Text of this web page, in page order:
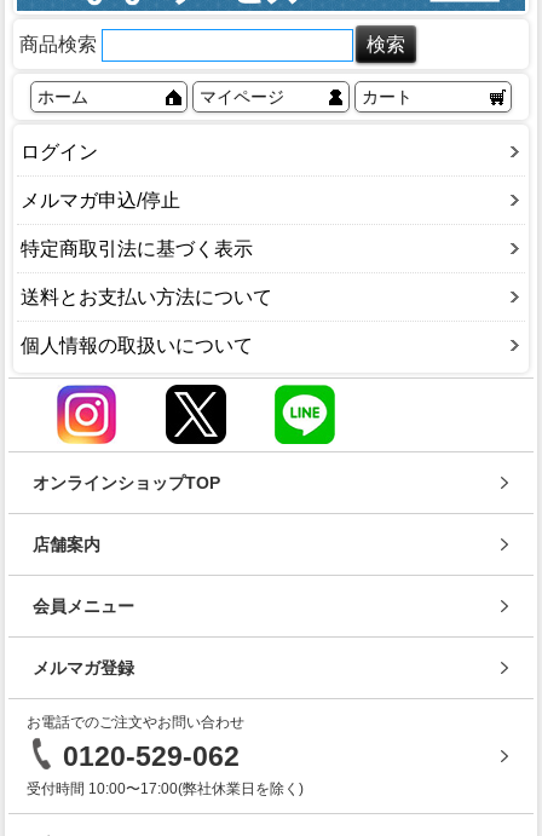
商品検索
ホーム マイページ カート
ログイン
メルマガ申込/停止
特定商取引法に基づく表示
送料とお支払い方法について
個人情報の取扱いについて
オンラインショップTOP
店舗案内
会員メニュー
メルマガ登録
お電話でのご注文やお問い合わせ
0120-529-062
受付時間 10:00〜17:00(弊社休業日を除く)